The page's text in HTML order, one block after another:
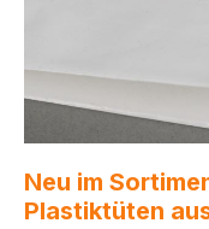
Neu im
Plastiktüten